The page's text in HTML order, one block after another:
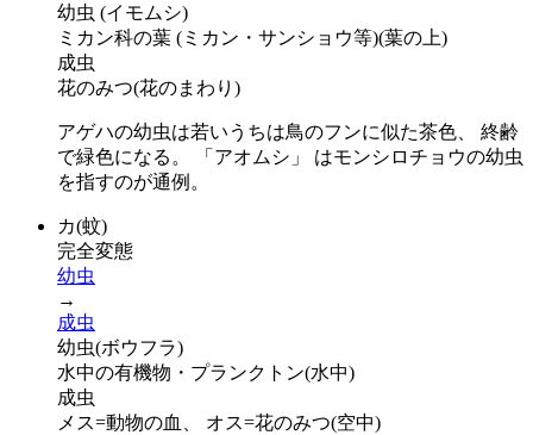
幼虫 (イモムシ)
ミカン科の葉 (ミカン・サンショウ等)(葉の上)
成虫
花のみつ(花のまわり )
アゲハの幼虫は若いうちは鳥のフンに似た茶色、 終齢
で緑色になる。 「アオムシ」 はモンシロチョウの幼虫
を指すのが通例。
カ(蚊)
完全変態
幼虫
→
成虫
幼虫(ボウフラ)
水中の有機物・プランクトン(水中)
成虫
メス=動物の血、 オス=花のみつ(空中)